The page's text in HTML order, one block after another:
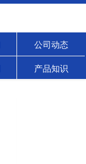
公司动态
产品知识